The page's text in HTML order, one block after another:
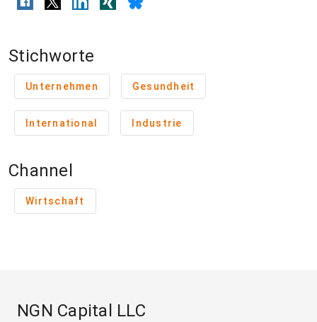
Stichworte
Unternehmen Gesundheit
International Industrie
Channel
Wirtschaft
NGN Capital LLC